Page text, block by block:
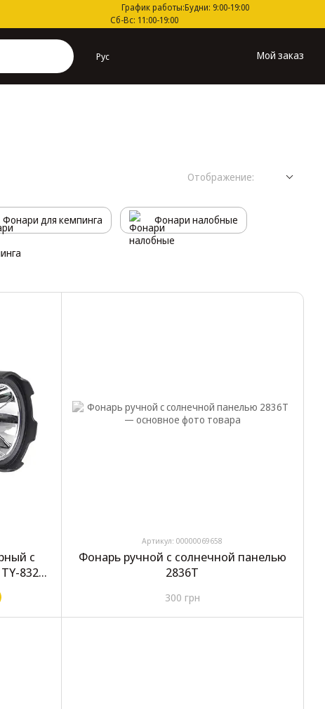
График работы:Будни: 9:00-19:00
Сб-Вс: 11:00-19:00
Рус Мой заказ
Отображение:
Фонари для кемпинга Фонари налобные
с
832T
Артикул: 00000069658
Фонарь ручной с солнечной панелью
2836T
300 грн